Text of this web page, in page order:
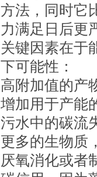
方法，同时它
力满足日后更
关键因素在于
下可能性：
高附加值的产
增加用于产能
污水中的碳流
更多的生物质
厌氧消化或者